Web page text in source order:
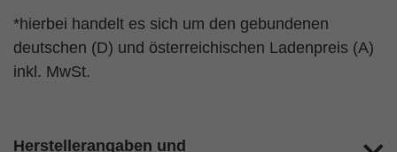
*hierbei handelt es sich um den gebundenen
deutschen (D) und österreichischen Ladenpreis (A)
inkl. MwSt.
Herstellerangaben und